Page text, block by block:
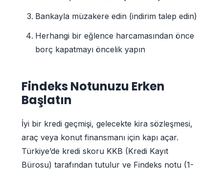
Bankayla müzakere edin (indirim talep edin)
Herhangi bir eğlence harcamasından önce
borç kapatmayı öncelik yapın
Findeks Notunuzu Erken
Başlatın
İyi bir kredi geçmişi, gelecekte kira sözleşmesi,
araç veya konut finansmanı için kapı açar.
Türkiye’de kredi skoru KKB (Kredi Kayıt
Bürosu) tarafından tutulur ve Findeks notu (1-